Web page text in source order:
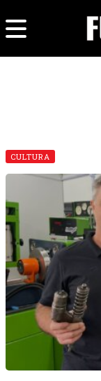
CULTURA